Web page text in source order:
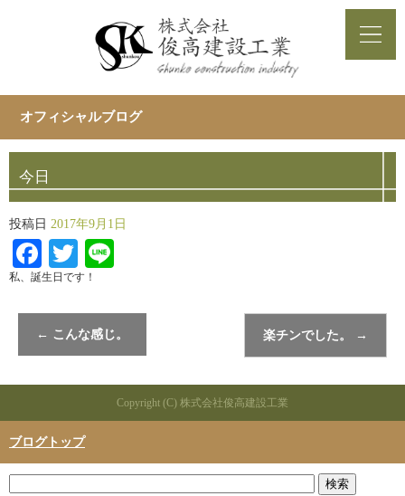
オフィシャルブログ
今日
投稿日 2017年9月1日
Facebook
Twitter
私、誕生日です！
← こんな感じ。 楽チンでした。 →
Copyright (C) 株式会社俊高建設工業
ブログトップ